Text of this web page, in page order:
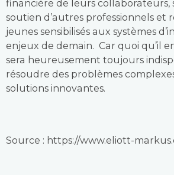
financière de leurs collaborateurs,
soutien d’autres professionnels et
jeunes sensibilisés aux systèmes
enjeux de demain. Car quoi qu’il
sera heureusement toujours
résoudre des problèmes
solutions innovantes.
Source : https://www.eliott-